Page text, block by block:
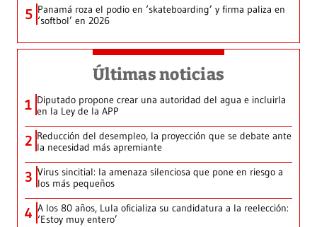
5 Panamá roza el podio en ‘skateboarding’ y firma paliza en
‘softbol’ en 2026
Últimas noticias
1 Diputado propone crear una autoridad del agua e incluirla
en la Ley de la APP
2 Reducción del desempleo, la proyección que se debate ante
la necesidad más apremiante
3 Virus sincitial: la amenaza silenciosa que pone en riesgo a
los más pequeños
4 A los 80 años, Lula oficializa su candidatura a la reelección:
‘Estoy muy entero’